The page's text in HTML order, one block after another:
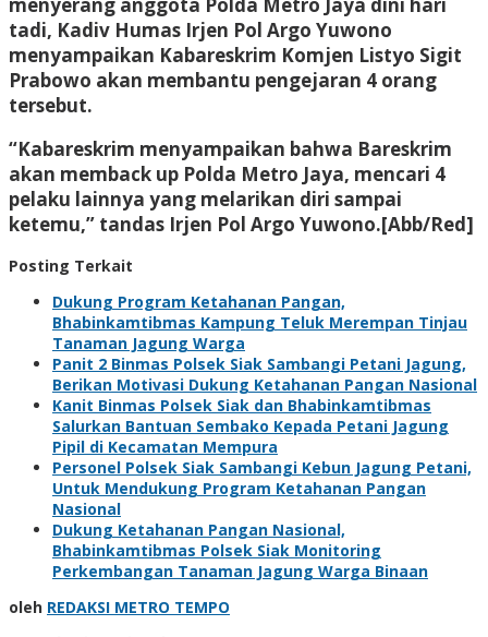
tadi, Kadiv Humas Irjen Pol Argo Yuwono
menyampaikan Kabareskrim Komjen Listyo Sigit
Prabowo akan membantu pengejaran 4 orang
tersebut.
“Kabareskrim menyampaikan bahwa Bareskrim
akan memback up Polda Metro Jaya, mencari 4
pelaku lainnya yang melarikan diri sampai
ketemu,” tandas Irjen Pol Argo Yuwono.[Abb/Red]
Posting Terkait
Dukung Program Ketahanan Pangan,
Bhabinkamtibmas Kampung Teluk Merempan Tinjau
Tanaman Jagung Warga
Panit 2 Binmas Polsek Siak Sambangi Petani Jagung,
Berikan Motivasi Dukung Ketahanan Pangan Nasional
Kanit Binmas Polsek Siak dan Bhabinkamtibmas
Salurkan Bantuan Sembako Kepada Petani Jagung
Pipil di Kecamatan Mempura
Personel Polsek Siak Sambangi Kebun Jagung Petani,
Untuk Mendukung Program Ketahanan Pangan
Nasional
Dukung Ketahanan Pangan Nasional,
Bhabinkamtibmas Polsek Siak Monitoring
Perkembangan Tanaman Jagung Warga Binaan
oleh REDAKSI METRO TEMPO